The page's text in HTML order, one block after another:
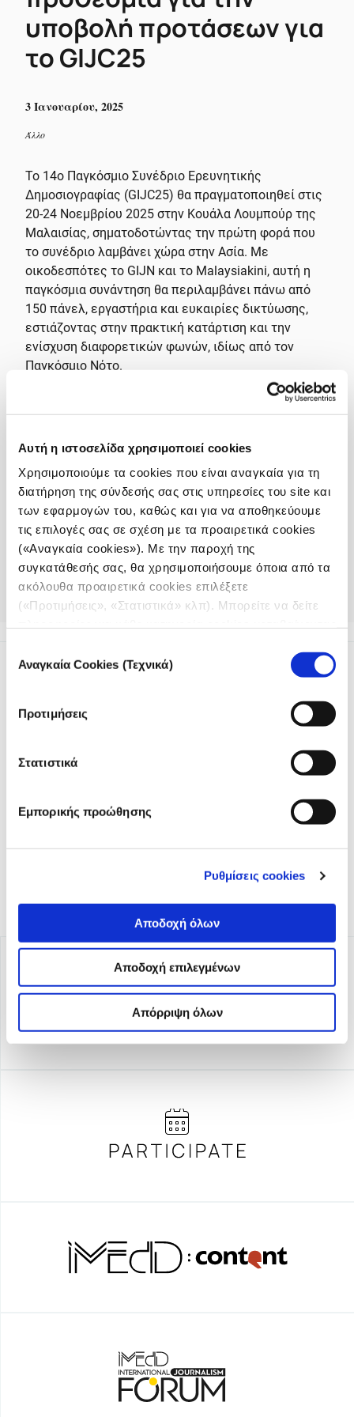
Αυτή η ιστοσελίδα χρησιμοποιεί cookies
Χρησιμοποιούμε τα cookies που είναι αναγκαία για τη
διατήρηση της σύνδεσής σας στις υπηρεσίες του site και
των εφαρμογών του, καθώς και για να αποθηκεύουμε
τις επιλογές σας σε σχέση με τα προαιρετικά cookies
(«Αναγκαία cookies»). Με την παροχή της
συγκατάθεσής σας, θα χρησιμοποιήσουμε όποια από τα
ακόλουθα προαιρετικά cookies επιλέξετε
(«Προτιμήσεις», «Στατιστικά» κλπ). Μπορείτε να δείτε
συγκατάθεσης
Αναγκαία Cookies (Τεχνικά)
Προτιμήσεις
Στατιστικά
Εμπορικής προώθησης
Ρυθμίσεις cookies
Αποδοχή όλων
Αποδοχή επιλεγμένων
Απόρριψη όλων
υποβολή προτάσεων για
το GIJC25
3 Ιανουαρίου, 2025
Άλλο
Το 14ο Παγκόσμιο Συνέδριο Ερευνητικής
Δημοσιογραφίας (GIJC25) θα πραγματοποιηθεί στις
20-24 Νοεμβρίου 2025 στην Κουάλα Λουμπούρ της
Μαλαισίας, σηματοδοτώντας την πρώτη φορά που
το συνέδριο λαμβάνει χώρα στην Ασία. Με
οικοδεσπότες το GIJN και το Malaysiakini, αυτή η
παγκόσμια συνάντηση θα περιλαμβάνει πάνω από
150 πάνελ, εργαστήρια και ευκαιρίες δικτύωσης,
εστιάζοντας στην πρακτική κατάρτιση και την
ενίσχυση διαφορετικών φωνών, ιδίως από τον
Παγκόσμιο Νότο.
Η προθεσμία για την υποβολή ιδεών
μέχρι τις 31 Ιανουαρίου.
Επισκεφθείτε τονιστότοπο του συνεδρίου
για να υποβάλετε τις προτάσεις σας, να εγγραφείτε,
να κάνετε αίτηση για υποτροφίες ή να προτείνετε
έρευνες για το Global Shining Light Award, το οποίο
τιμά κορυφαία ερευνητικά δημοσιογραφικά έργα
που πραγματοποιούνται υπό αντίξοες συνθήκες.
Το iMEdD είναι ένας μη κερδοσκοπικός δημοσιογραφικός
οργανισμός που ιδρύθηκε το 2018 με αποκλειστική δωρεά από
ενίσχυση της διαφάνειας, της αξιοπιστίας και της
ανεξαρτησίας στη δημοσιογραφία.